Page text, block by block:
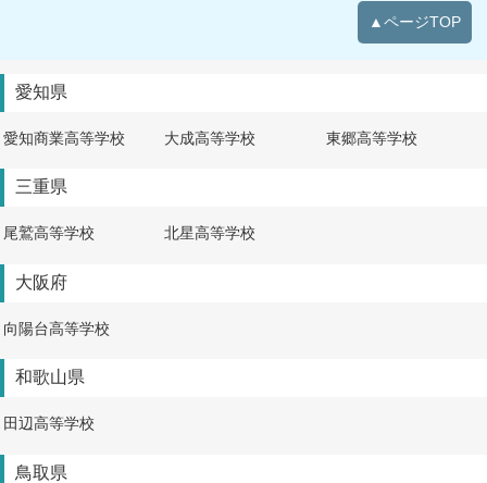
▲ページTOP
愛知県
愛知商業高等学校 大成高等学校 東郷高等学校
三重県
尾鷲高等学校 北星高等学校
大阪府
向陽台高等学校
和歌山県
田辺高等学校
鳥取県